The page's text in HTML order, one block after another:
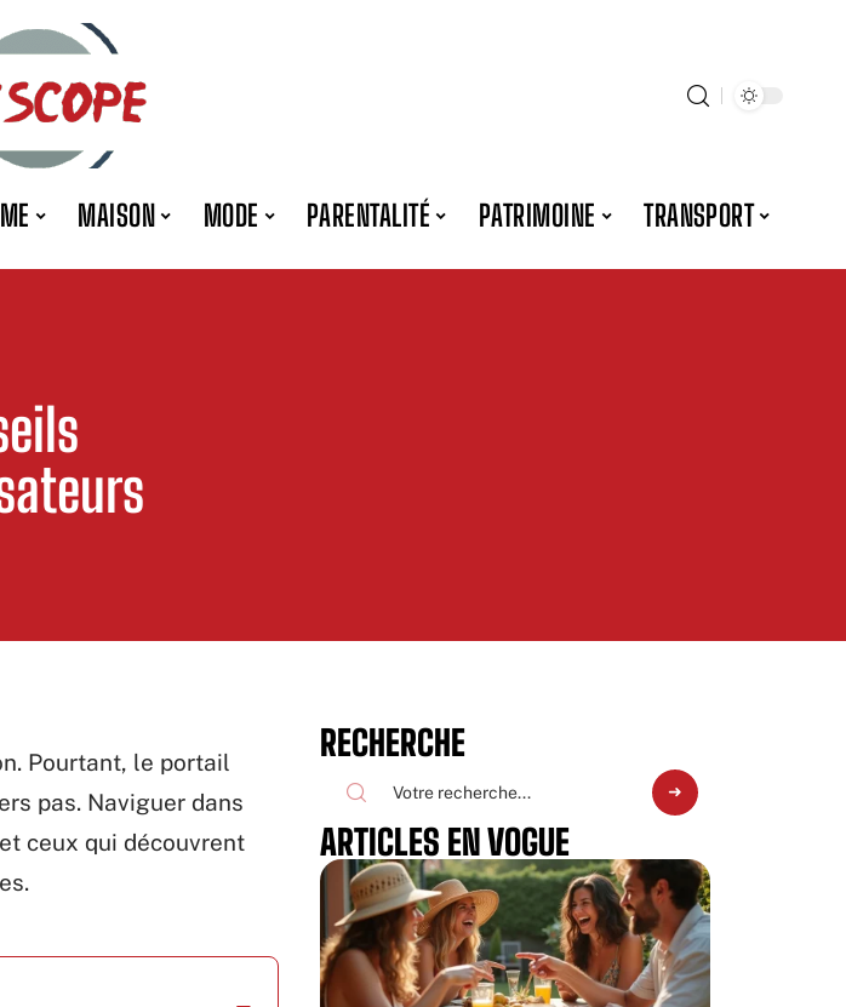
MAISON MODE PARENTALITÉ PATRIMOINE TRANSPORT
Pourtant, le portail
pas. Naviguer dans
ceux qui découvrent
RECHERCHE
ARTICLES EN VOGUE